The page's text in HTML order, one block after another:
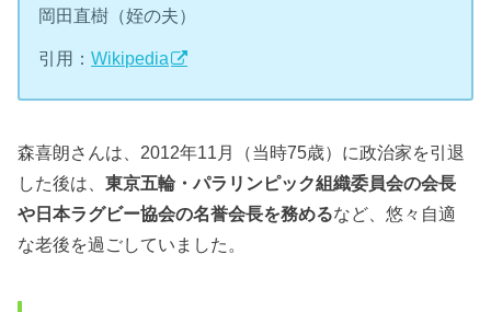
岡田直樹（姪の夫）
引用：Wikipedia
森喜朗さんは、2012年11月（当時75歳）に政治家を引退
した後は、東京五輪・パラリンピック組織委員会の会長
や日本ラグビー協会の名誉会長を務めるなど、悠々自適
な老後を過ごしていました。